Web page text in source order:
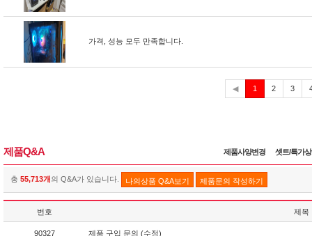
가격, 성능 모두 만족합니다.
◀ 1
재
2 3
제품Q&A 제품사양변경 셋트/특가
총 55,713개의 Q&A가 있습니다. 나의상품 Q&A보기 제품문의 작성하기
번호 제목
90327 제품 구입 문의 (수정)